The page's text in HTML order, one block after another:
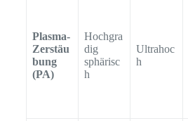
Plasma-
Zerstäu
bung
(PA)
Hochgra
dig
sphärisc
h
Ultrahoc
h